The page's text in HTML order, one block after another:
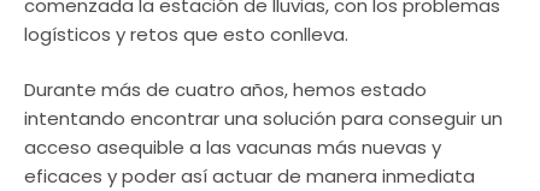
comenzada la estación de lluvias, con los problemas
logísticos y retos que esto conlleva.
Durante más de cuatro años, hemos estado
intentando encontrar una solución para conseguir un
acceso asequible a las vacunas más nuevas y
eficaces y poder así actuar de manera inmediata